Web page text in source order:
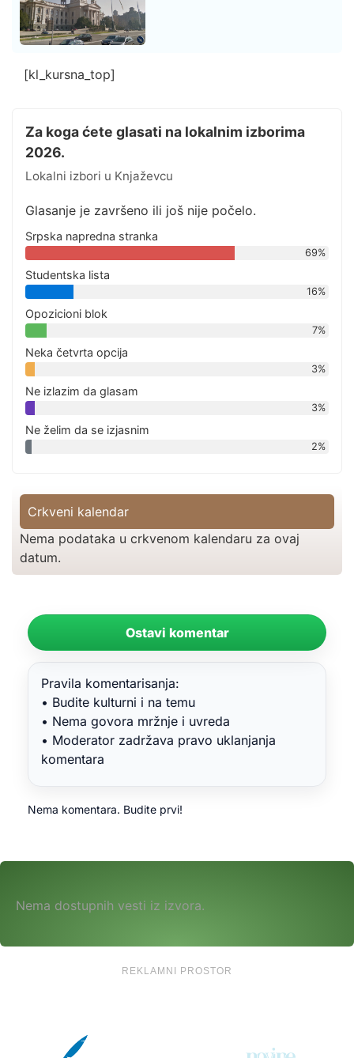
[kl_kursna_top]
Za koga ćete glasati na lokalnim izborima
2026.
Lokalni izbori u Knjaževcu
Glasanje je završeno ili još nije počelo.
Srpska napredna stranka
69%
Studentska lista
16%
Opozicioni blok
7%
Neka četvrta opcija
3%
Ne izlazim da glasam
3%
Ne želim da se izjasnim
2%
Crkveni kalendar
Nema podataka u crkvenom kalendaru za ovaj
datum.
Ostavi komentar
Pravila komentarisanja:
• Budite kulturni i na temu
• Nema govora mržnje i uvreda
• Moderator zadržava pravo uklanjanja
komentara
Nema komentara. Budite prvi!
Nema dostupnih vesti iz izvora.
REKLAMNI PROSTOR